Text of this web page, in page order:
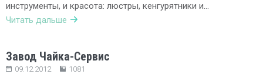
инструменты, и красота: люстры, кенгурятники и…
Читать дальше
Завод Чайка-Сервис
09.12.2012 1081